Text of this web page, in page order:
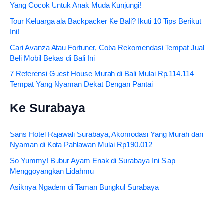
Yang Cocok Untuk Anak Muda Kunjungi!
Tour Keluarga ala Backpacker Ke Bali? Ikuti 10 Tips Berikut
Ini!
Cari Avanza Atau Fortuner, Coba Rekomendasi Tempat Jual
Beli Mobil Bekas di Bali Ini
7 Referensi Guest House Murah di Bali Mulai Rp.114.114
Tempat Yang Nyaman Dekat Dengan Pantai
Ke Surabaya
Sans Hotel Rajawali Surabaya, Akomodasi Yang Murah dan
Nyaman di Kota Pahlawan Mulai Rp190.012
So Yummy! Bubur Ayam Enak di Surabaya Ini Siap
Menggoyangkan Lidahmu
Asiknya Ngadem di Taman Bungkul Surabaya